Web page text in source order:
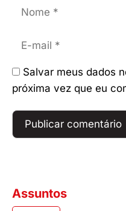
mail
Salvar meus dados
próxima vez que eu
Assuntos